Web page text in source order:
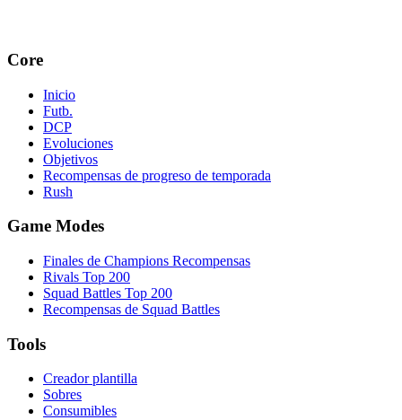
Core
Inicio
Futb.
DCP
Evoluciones
Objetivos
Recompensas de progreso de temporada
Rush
Game Modes
Finales de Champions Recompensas
Rivals Top 200
Squad Battles Top 200
Recompensas de Squad Battles
Tools
Creador plantilla
Sobres
Consumibles